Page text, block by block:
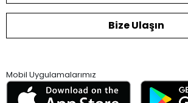
Bize Ulaşın
Mobil Uygulamalarımız